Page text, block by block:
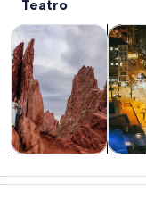
Teatro
excursiones de
Tours y excursiones